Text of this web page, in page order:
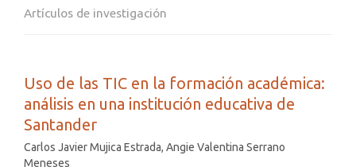
Artículos de investigación
Uso de las TIC en la formación académica:
análisis en una institución educativa de
Santander
Carlos Javier Mujica Estrada, Angie Valentina Serrano
Meneses